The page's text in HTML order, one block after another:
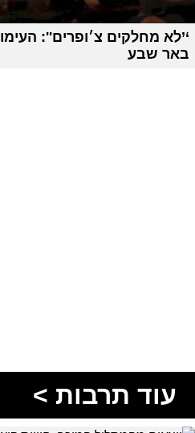
‘’לא מחלקים צ׳ופרים'':
באר שבע
עוד תרבות >